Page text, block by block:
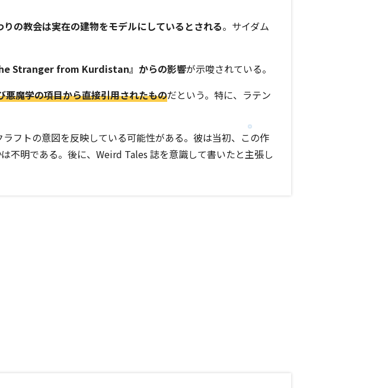
の教会は実在の建物をモデルにしているとされる。サイダム
Stranger from Kurdistan』からの影響が示唆されている。
魔学の項目から直接引用されたものだという。特に、ラテン
フトの意図を反映している可能性がある。彼は当初、この作
不明である。後に、Weird Tales 誌を意識して書いたと主張し